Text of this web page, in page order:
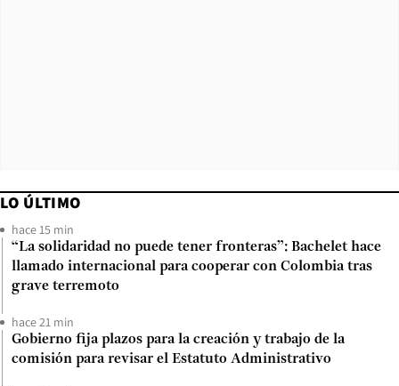
LO ÚLTIMO
hace 15 min
“La solidaridad no puede tener fronteras”: Bachelet hace
llamado internacional para cooperar con Colombia tras
grave terremoto
hace 21 min
Gobierno fija plazos para la creación y trabajo de la
comisión para revisar el Estatuto Administrativo